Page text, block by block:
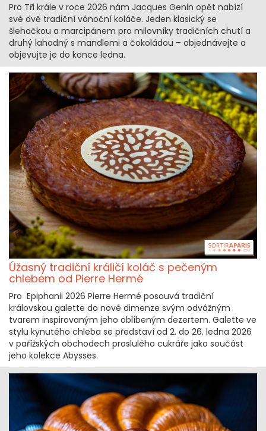
Pro Tři krále v roce 2026 nám Jacques Genin opět nabízí
své dvě tradiční vánoční koláče. Jeden klasický se
šlehačkou a marcipánem pro milovníky tradičních chutí a
druhý lahodný s mandlemi a čokoládou – objednávejte a
objevujte je do konce ledna.
Úžasný tradiční králičí koláč s pečeným
chlebem od Pierre Hermé
Pro Epiphanii 2026 Pierre Hermé posouvá tradiční
královskou galette do nové dimenze svým odvážným
tvarem inspirovaným jeho oblíbeným dezertem. Galette ve
stylu kynutého chleba se představí od 2. do 26. ledna 2026
v pařížských obchodech proslulého cukráře jako součást
jeho kolekce Abysses.